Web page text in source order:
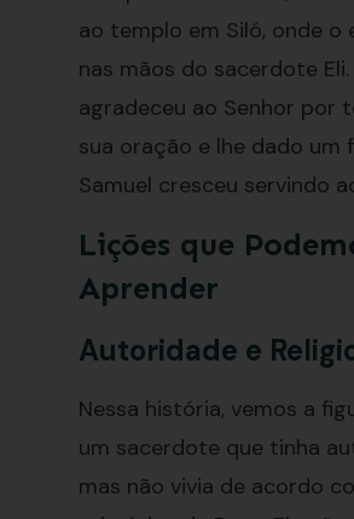
ao templo em Siló, onde o
nas mãos do sacerdote Eli.
agradeceu ao Senhor por
sua oração e lhe dado um
Samuel cresceu servindo
Lições que
Aprender
Autoridade e
Nessa história, vemos a
um sacerdote que tinha
mas não vivia de acordo